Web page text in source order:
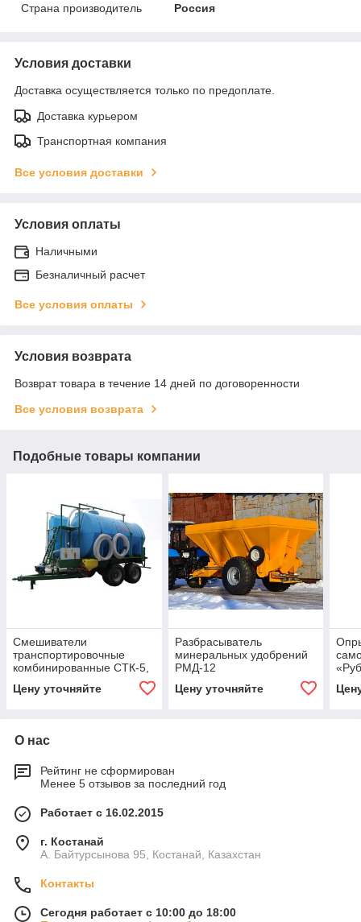
Страна производитель
Россия
Условия доставки
Доставка осуществляется только по предоплате.
Доставка курьером
Транспортная компания
Все условия доставки
Условия оплаты
Наличными
Безналичный расчет
Все условия оплаты
Условия возврата
Возврат товара в течение 14 дней по договоренности
Все условия возврата
Подобные товары компании
Смешиватели
транспортировочные
комбинированные СТК-5,
Цену уточняйте
Разбрасыватель
минеральных удобрений
РМД-12
Цену уточняйте
О нас
Рейтинг не сформирован
Менее 5 отзывов за последний год
Работает с 16.02.2015
г. Костанай
А. Байтурсынова 95, Костанай, Казахстан
Контакты
Сегодня работает с 10:00 до 18:00